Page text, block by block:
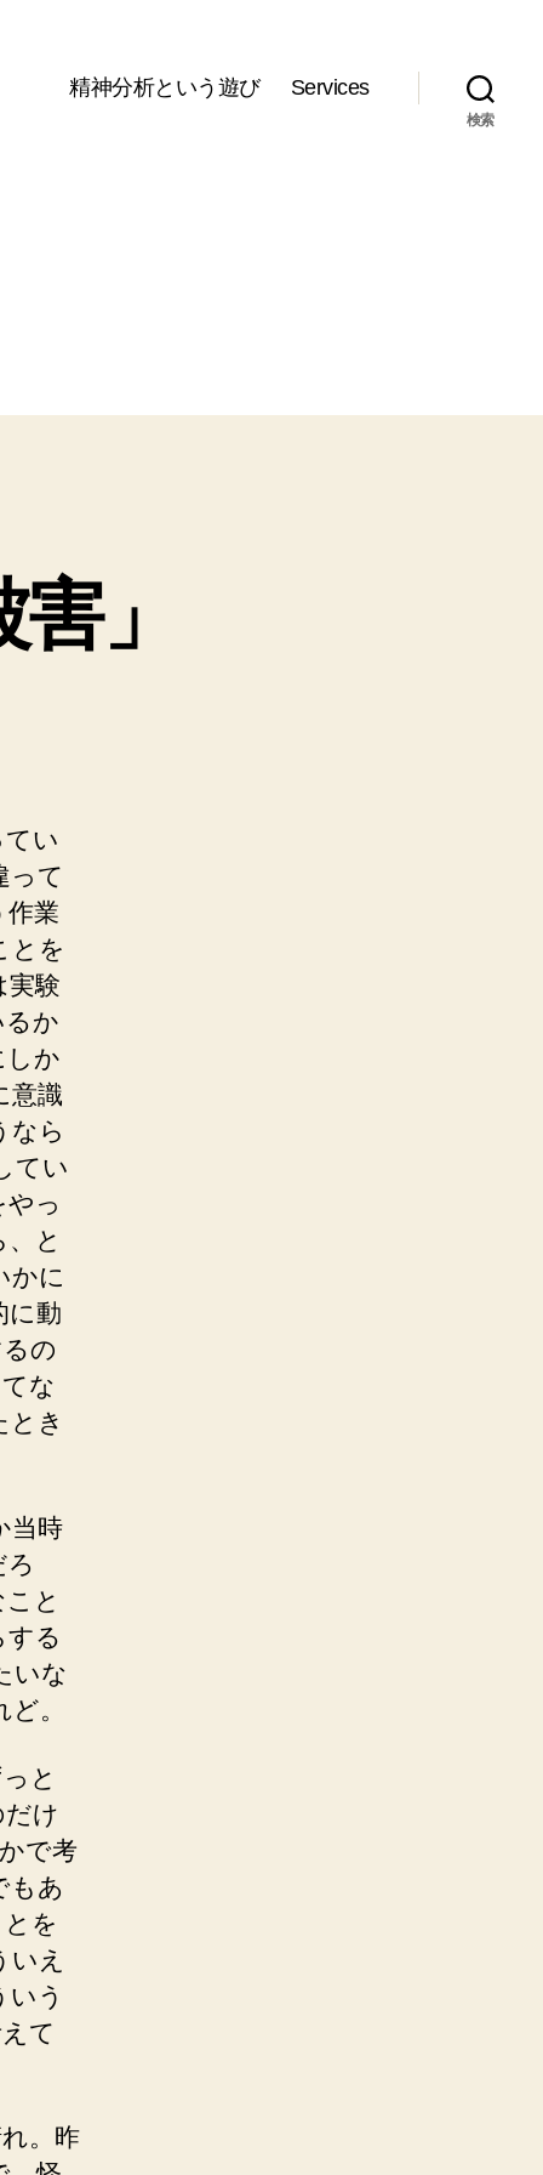
精神分析という遊び Services
検索
」
い
って
作業
とを
実験
るか
しか
意識
なら
てい
っ
と
かに
に動
の
な
とき
当時
ろ
と
する
いな
。
と
け
で考
もあ
を
え
う
て
。昨